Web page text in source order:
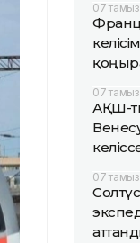
07
07
АҚШ-
07